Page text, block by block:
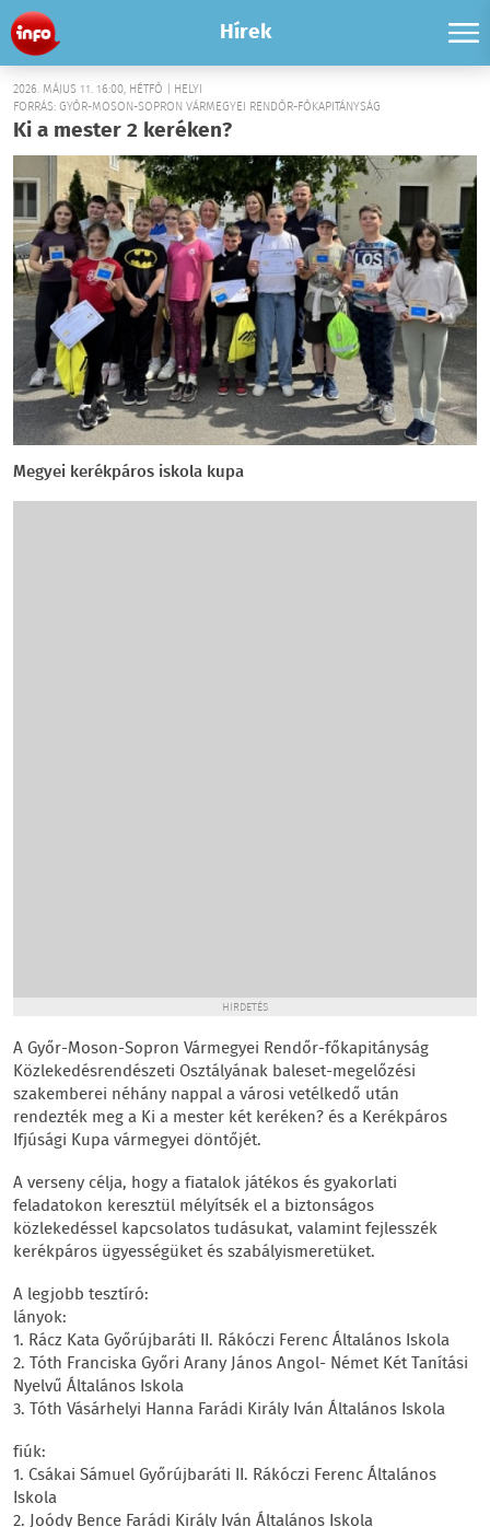
Hírek
2026. MÁJUS 11. 16:00, HÉTFŐ | HELYI
FORRÁS: GYŐR-MOSON-SOPRON VÁRMEGYEI RENDŐR-FŐKAPITÁNYSÁG
Ki a mester 2 keréken?
Megyei kerékpáros iskola kupa
HIRDETÉS
A Győr-Moson-Sopron Vármegyei Rendőr-főkapitányság
Közlekedésrendészeti Osztályának baleset-megelőzési
szakemberei néhány nappal a városi vetélkedő után
rendezték meg a Ki a mester két keréken? és a Kerékpáros
Ifjúsági Kupa vármegyei döntőjét.
A verseny célja, hogy a fiatalok játékos és gyakorlati
feladatokon keresztül mélyítsék el a biztonságos
közlekedéssel kapcsolatos tudásukat, valamint fejlesszék
kerékpáros ügyességüket és szabályismeretüket.
A legjobb tesztíró:
lányok:
1. Rácz Kata Győrújbaráti II. Rákóczi Ferenc Általános Iskola
2. Tóth Franciska Győri Arany János Angol- Német Két Tanítási
Nyelvű Általános Iskola
3. Tóth Vásárhelyi Hanna Farádi Király Iván Általános Iskola
fiúk:
1. Csákai Sámuel Győrújbaráti II. Rákóczi Ferenc Általános
Iskola
2. Joódy Bence Farádi Király Iván Általános Iskola